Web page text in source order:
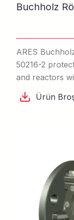
ARES
50216-2
and reactors
in the pipeline
conservator
Ürün